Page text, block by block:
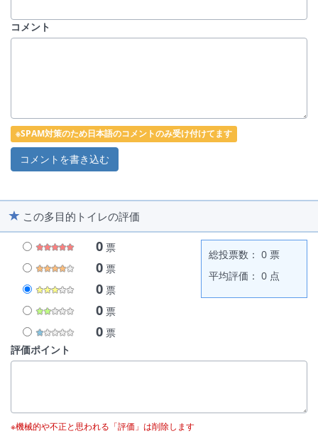
コメント
※SPAM対策のため日本語のコメントのみ受け付けてます
この多目的トイレの評価
0 票
0 票
0 票
0 票
0 票
総投票数： 0 票
平均評価： 0 点
評価ポイント
※機械的や不正と思われる「評価」は削除します